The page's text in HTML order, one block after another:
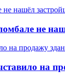
не
на